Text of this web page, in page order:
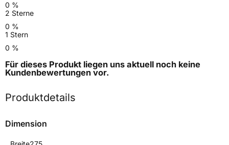
0 %
2 Sterne
0 %
1 Stern
0 %
Für dieses Produkt liegen uns aktuell noch keine
Kundenbewertungen vor.
Produktdetails
Dimension